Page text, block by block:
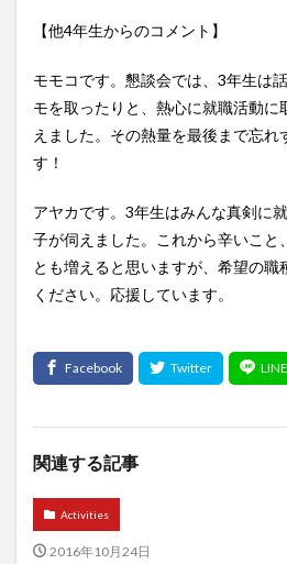
【他4年生からのコメント】
モモコです。懇談会では、3年生は
モを取ったりと、熱心に就職活動に
えました。その熱量を最後まで忘れ
す！
アヤカです。3年生はみんな真剣に
子が伺えました。これから辛いこと
とも増えると思いますが、希望の職
ください。応援しています。
関連する記事
Activities
2016年10月24日